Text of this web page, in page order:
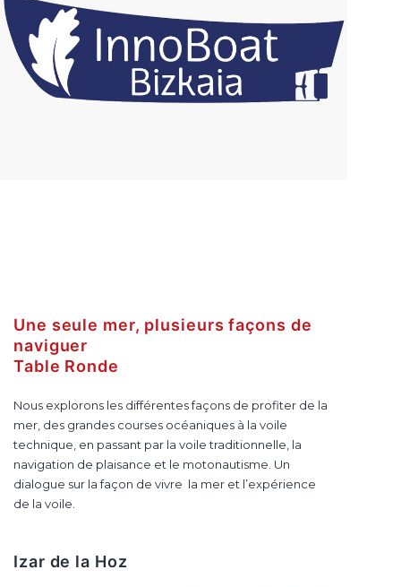
Une seule mer, plusieurs façons de
naviguer
Table Ronde
Nous explorons les différentes façons de profiter de la
mer, des grandes courses océaniques à la voile
technique, en passant par la voile traditionnelle, la
navigation de plaisance et le motonautisme. Un
dialogue sur la façon de vivre la mer et l’expérience
de la voile.
Izar de la Hoz